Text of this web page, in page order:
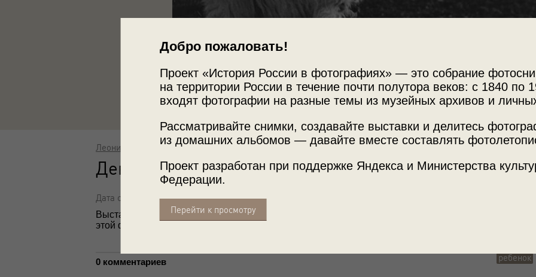
Добро пожаловать!
Проект «История России в фотографиях» — это собрание
на территории России в течение почти полутора веков: с 1840 по
входят фотографии на разные темы из музейных архивов и
Рассматривайте снимки, создавайте выставки и делитесь
из домашних альбомов — давайте вместе составлять
Проект разработан при поддержке Яндекса и Министерства
Федерации.
Перейти к просмотру
МАММ /
ребенок
Леонид Шокин
Девочка с козой
Дата съемки: 1930-е
Выставка «20 лучших фотографий Леонида Шокина
этой фотографией.
0 комментариев